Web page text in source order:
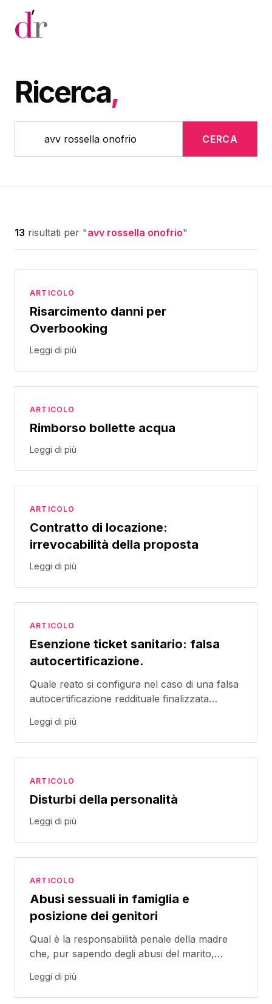
Vai al contenuto principale
Ricerca,
CERCA
13 risultati per "avv rossella onofrio"
ARTICOLO
Risarcimento danni per
Overbooking
Leggi di più
ARTICOLO
Rimborso bollette acqua
Leggi di più
ARTICOLO
Contratto di locazione:
irrevocabilità della proposta
Leggi di più
ARTICOLO
Esenzione ticket sanitario: falsa
autocertificazione.
Quale reato si configura nel caso di una falsa
autocertificazione reddituale finalizzata
Leggi di più
ARTICOLO
Disturbi della personalità
Leggi di più
ARTICOLO
Abusi sessuali in famiglia e
posizione dei genitori
Qual è la responsabilità penale della madre
che, pur sapendo degli abusi del marito,
Leggi di più